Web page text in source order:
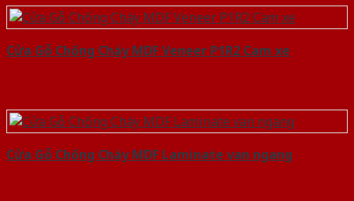
Cửa Gỗ Chống Cháy MDF Veneer P1R2 Cam xe
Cửa Gỗ Chống Cháy MDF Laminate van ngang